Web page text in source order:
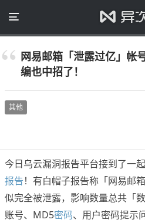
网易邮箱「泄露过亿」帐
编也中招了！
其他
今日乌云漏洞报告平台接到了一
报告！有白帽子报告称「网易邮
似完全被泄露，影响数量总共「
账号、MD5密码、用户密码提示